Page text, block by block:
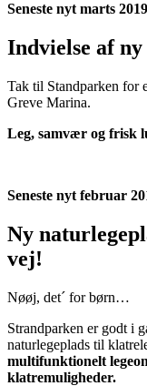
Seneste nyt marts
Indvielse af
Tak til Standparken for
Greve Marina.
Leg, samvær og frisk
Seneste nyt februar
Ny
vej!
Nøøj, det´ for børn…
Strandparken er godt i
naturlegeplads til
multifunktionelt
klatremuligheder.